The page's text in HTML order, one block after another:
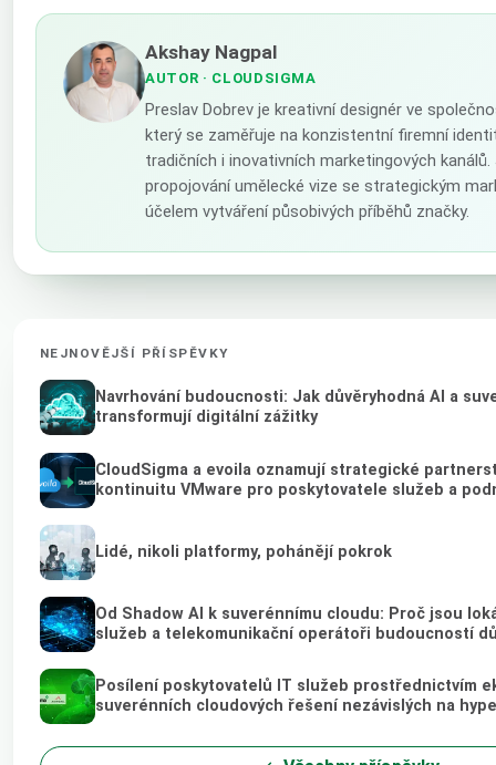
Akshay Nagpal
AUTOR · CLOUDSIGMA
Preslav Dobrev je kreativní designér ve
který se zaměřuje na konzistentní firemní
tradičních i inovativních marketingových
propojování umělecké vize se strategickým
účelem vytváření působivých příběhů značky.
NEJNOVĚJŠÍ PŘÍSPĚVKY
Navrhování budoucnosti: Jak důvěryhodná AI a
transformují digitální zážitky
CloudSigma a evoila oznamují strategické
kontinuitu VMware pro poskytovatele služeb a
Lidé, nikoli platformy, pohánějí pokrok
Od Shadow AI k suverénnímu cloudu: Proč jsou
služeb a telekomunikační operátoři budoucností
Posílení poskytovatelů IT služeb prostřednictvím
suverénních cloudových řešení nezávislých na